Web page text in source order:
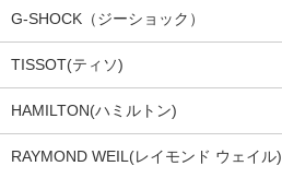
G-SHOCK（ジーショック）
TISSOT(ティソ)
HAMILTON(ハミルトン)
RAYMOND WEIL(レイモンド ウェイル)